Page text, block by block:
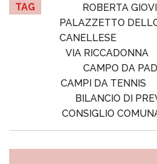
TAG
ROBERTA
PALAZZETTO
CANELLESE
VIA RICCADONNA
CAMPO DA
CAMPI DA TENNIS
BILANCIO DI
CONSIGLIO